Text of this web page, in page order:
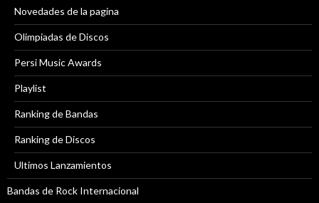
Novedades de la pagina
Olimpiadas de Discos
Persi Music Awards
Playlist
Ranking de Bandas
Ranking de Discos
Ultimos Lanzamientos
Bandas de Rock Internacional